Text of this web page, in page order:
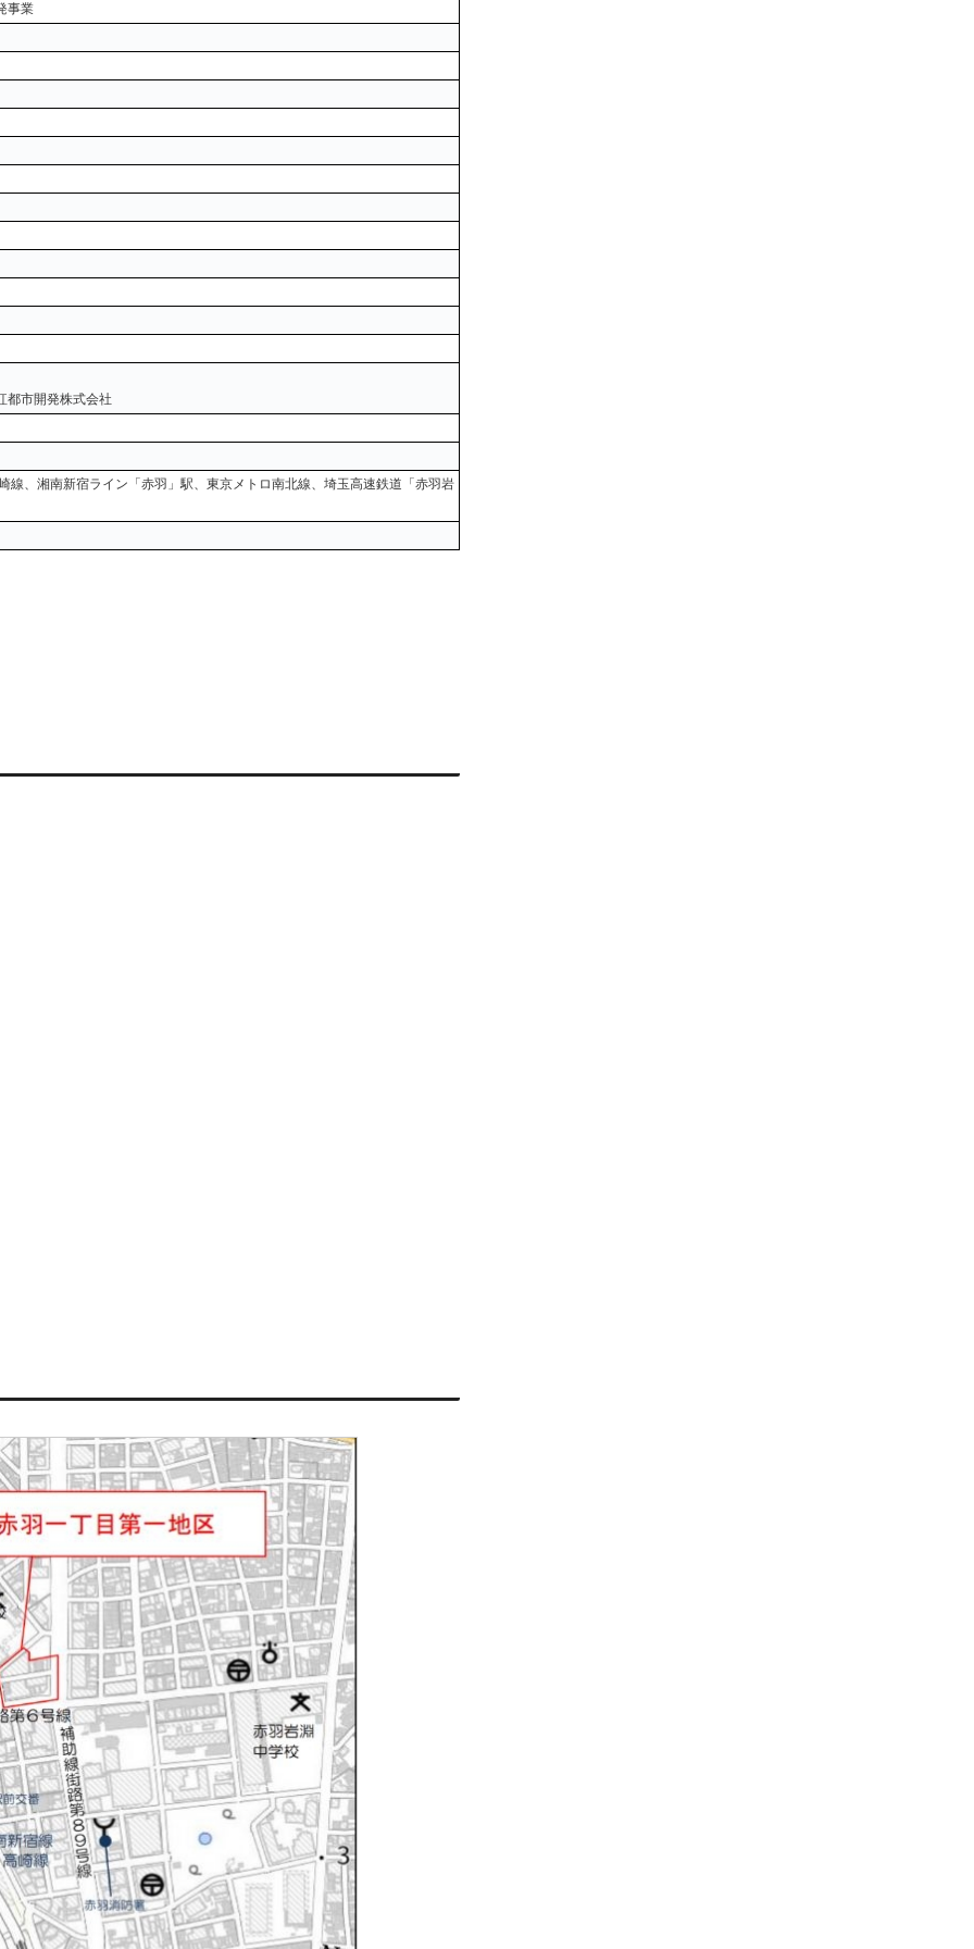
事業
都市開発株式会社
線、湘南新宿ライン「赤羽」駅、東京メトロ南北線、埼玉高速鉄道「赤羽岩